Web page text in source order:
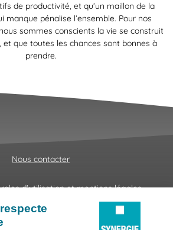
de productivité, et qu’un maillon de la
manque pénalise l’ensemble. Pour nos
sommes conscients la vie se construit
et que toutes les chances sont bonnes à
prendre.
Nous contacter
d'utilisation et mentions légales
& Hameçonnages